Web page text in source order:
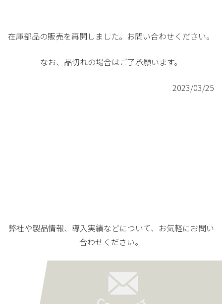
在庫部品の販売を再開しました。お問い合わせください。
なお、品切れの場合はご了承願います。
2023/03/25
弊社や製品情報、導入実績などについて、お気軽にお問い
合わせください。